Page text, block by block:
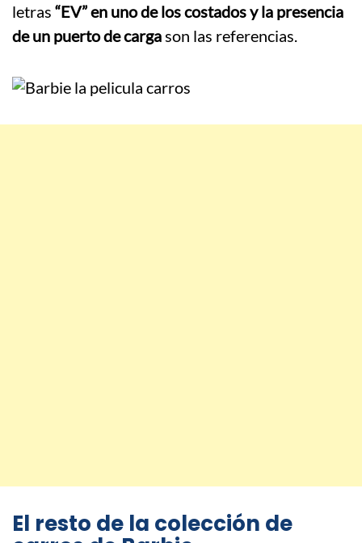
letras “EV” en uno de los costados y la presencia
de un puerto de carga son las referencias.
El resto de la colección de